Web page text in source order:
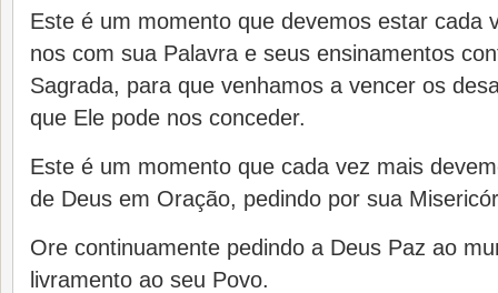
Este é um momento que devemos estar cada
nos com sua Palavra e seus ensinamentos
Sagrada, para que venhamos a vencer os
que Ele pode nos conceder.
Este é um momento que cada vez mais
de Deus em Oração, pedindo por sua
Ore continuamente pedindo a Deus Paz ao
livramento ao seu Povo.